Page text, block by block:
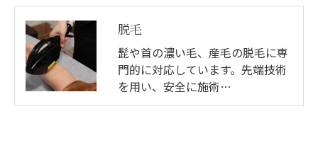
脱毛
髭や首の濃い毛、産毛の脱毛に専
門的に対応しています。先端技術
を用い、安全に施術…